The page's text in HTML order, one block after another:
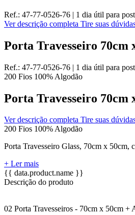
Ref.: 47-77-0526-76 | 1 dia útil para
Ver descrição completa Tire suas
Porta Travesseiro 70cm
Ref.: 47-77-0526-76 | 1 dia útil para
200 Fios 100% Algodão
Porta Travesseiro 70cm
Ver descrição completa Tire suas
200 Fios 100% Algodão
Porta Travesseiro Glass, 70cm x 50cm,
+ Ler mais
{{ data.product.name }}
Descrição do produto
02 Porta Travesseiros - 70cm x 50cm +